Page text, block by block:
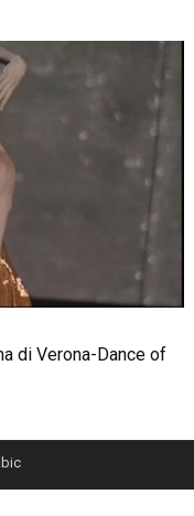
di Verona-Dance of